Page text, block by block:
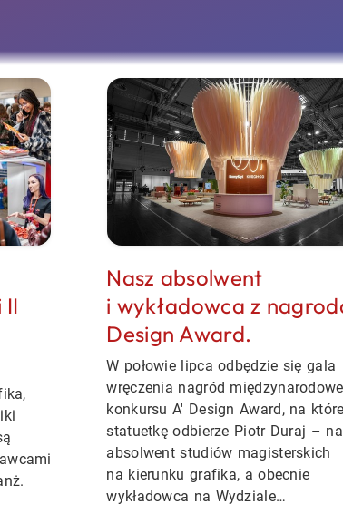
Nasz absolwent
i wykładowca z
Design Award.
W połowie lipca odbędzie się gala
wręczenia nagród
konkursu A' Design Award, na
statuetkę odbierze Piotr Duraj –
absolwent studiów magisterskich
na kierunku grafika, a obecnie
wykładowca na Wydziale…